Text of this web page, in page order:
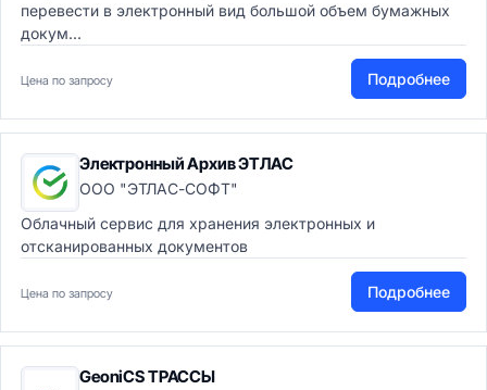
перевести в электронный вид большой объем бумажных
докум...
Цена по запросу Подробнее
Электронный Архив ЭТЛАС
ООО "ЭТЛАС-СОФТ"
Облачный сервис для хранения электронных и
отсканированных документов
Цена по запросу Подробнее
GeoniCS ТРАССЫ